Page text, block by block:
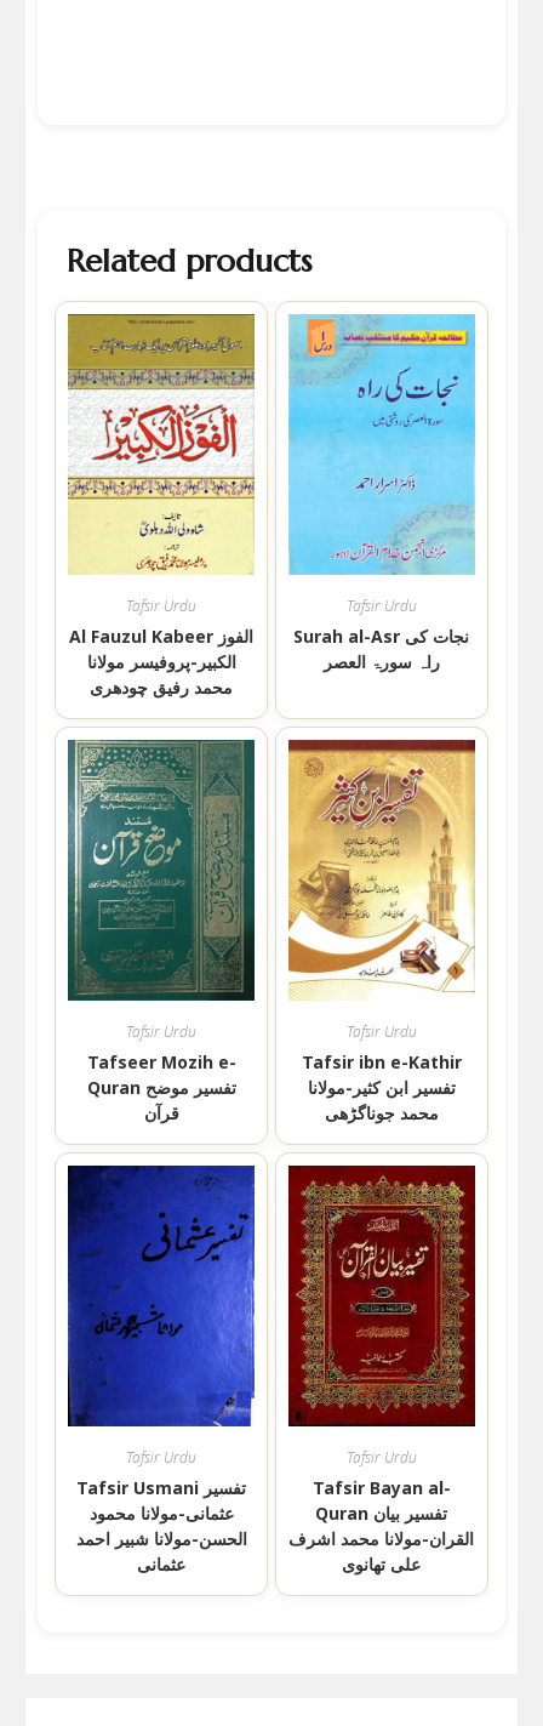
Related products
Tafsir Urdu
Al Fauzul Kabeer الفوز
الکبیر-پروفیسر مولانا
محمد رفیق چودھری
Tafsir Urdu
Surah al-Asr نجات کی
راہ سورۃ العصر
Tafsir Urdu
Tafseer Mozih e-
Quran تفسیر موضح
قرآن
Tafsir Urdu
Tafsir ibn e-Kathir
تفسیر ابن کثیر-مولانا
محمد جوناگڑھی
Tafsir Urdu
Tafsir Usmani تفسیر
عثمانی-مولانا محمود
الحسن-مولانا شبیر احمد
عثمانی
Tafsir Urdu
Tafsir Bayan al-
Quran تفسیر بیان
القران-مولانا محمد اشرف
علی تھانوی